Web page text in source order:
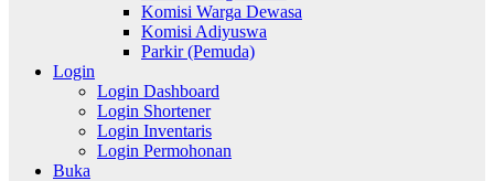
Komisi Warga Dewasa
Komisi Adiyuswa
Parkir (Pemuda)
Login
Login Dashboard
Login Shortener
Login Inventaris
Login Permohonan
Buka